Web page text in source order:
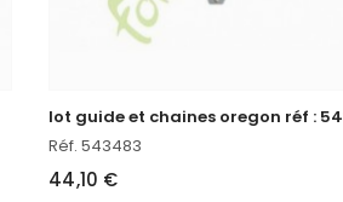
Réf. 543483
44,10 €